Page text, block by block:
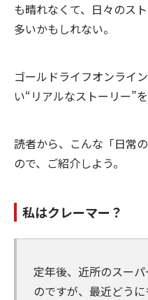
も晴れなくて、日々のス
多いかもしれない。
ゴールドライフオンライ
い“リアルなストーリー”を
読者から、こんな「日常
ので、ご紹介しよう。
私はクレーマー？
定年後、近所のスー
のですが、最近どう